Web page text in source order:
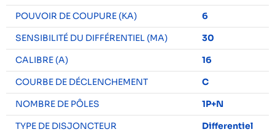
POUVOIR DE COUPURE (KA)
6
SENSIBILITÉ DU DIFFÉRENTIEL (MA)
30
CALIBRE (A)
16
COURBE DE DÉCLENCHEMENT
C
NOMBRE DE PÔLES
1P+N
TYPE DE DISJONCTEUR
Differentiel